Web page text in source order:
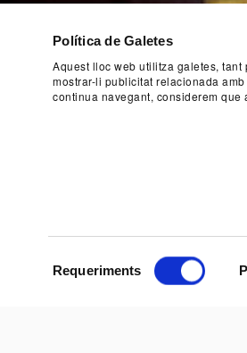
Política de Galetes
Aquest lloc web utilitza galetes,
mostrar-li publicitat relacionada
continua navegant, considerem que
Requeriments